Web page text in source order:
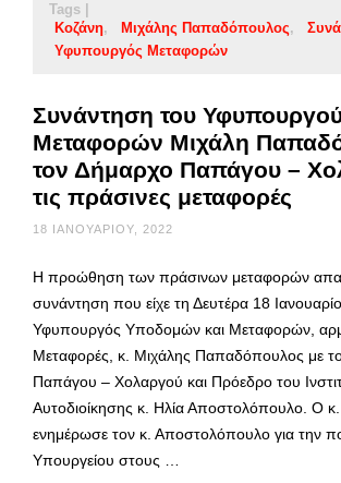
Tags |
Κοζάνη
Μιχάλης Παπαδόπουλος
Υφυπουργός Μεταφορών
Συνάντηση του
Μεταφορών Μιχάλη
τον Δήμαρχο Παπάγου –
τις πράσινες μεταφορές
18 ΙΑΝΟΥΑΡΊΟΥ, 2022
Η προώθηση των πράσινων μεταφορών
συνάντηση που είχε τη Δευτέρα 18
Υφυπουργός Υποδομών και Μεταφορών,
Μεταφορές, κ. Μιχάλης Παπαδόπουλος με
Παπάγου – Χολαργού και Πρόεδρο του
Αυτοδιοίκησης κ. Ηλία Αποστολόπουλο. Ο
ενημέρωσε τον κ. Αποστολόπουλο για την
Υπουργείου στους …